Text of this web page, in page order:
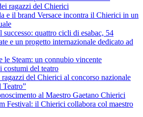
ragazzi del Chierici
e il brand Versace incontra il Chierici in un
successo: quattro cicli di esabac, 54
e un progetto internazionale dedicato ad
le Steam: un connubio vincente
costumi del teatro
del Chierici al concorso nazionale
Teatro”
al Maestro Gaetano Chierici
Festival: il Chierici collabora col maestro